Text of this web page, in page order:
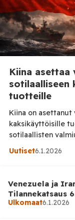
Kiina asettaa
sotilaalliseen
tuotteille
Kiina on
kaksikäyttöisille
sotilaallisten
Kiinan ja Japanin
Times. Kiinan
koskee
rikkomisesta
Japanin johto on
Uutiset6.1.2026
Venezuela ja
Tilannekatsaus
Ulkomaat6.1.2026